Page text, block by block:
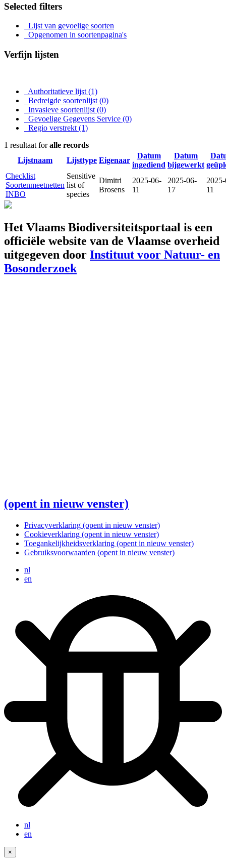
Selected filters
Lijst van gevoelige soorten
Opgenomen in soortenpagina's
Verfijn lijsten
Authoritatieve lijst (1)
Bedreigde soortenlijst (0)
Invasieve soortenlijst (0)
Gevoelige Gegevens Service (0)
Regio verstrekt (1)
1 resultaat foralle records
Lijstnaam
Lijsttype Eigenaar
Datum
ingediend
Datum
bijgewerkt
Checklist
Soortenmeetnetten
INBO
Sensitive
list of
species
Dimitri
Brosens
2025-06-
11
2025-06-
17
11
Het Vlaams Biodiversiteitsportaal is een
officiële website van de Vlaamse overheid
uitgegeven door Instituut voor Natuur- en
Bosonderzoek
(opent in nieuw venster)
Privacyverklaring (opent in nieuw venster)
Cookieverklaring (opent in nieuw venster)
Toegankelijkheidsverklaring (opent in nieuw venster)
Gebruiksvoorwaarden (opent in nieuw venster)
nl
en
nl
en
×